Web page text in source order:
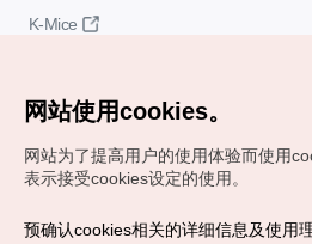
K-Mice
Copyrights (c) 韩国旅游发展局版
网站使用cookies。
网站为了提高用户的使用体验而使用
表示接受cookies设定的使用。
预确认cookies相关的详细信息及使用